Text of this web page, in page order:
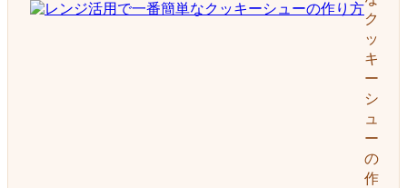
ク
ッ
キ
ー
シ
ュ
ー
の
作